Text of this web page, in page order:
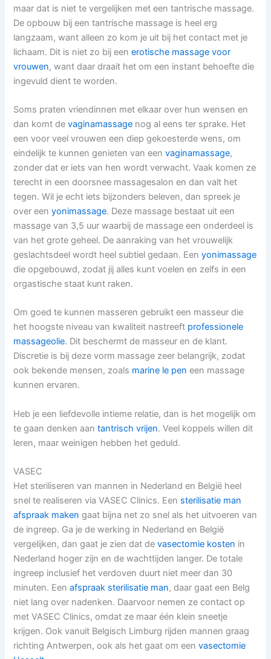
maar dat is niet te vergelijken met een tantrische massage.
De opbouw bij een tantrische massage is heel erg
langzaam, want alleen zo kom je uit bij het contact met je
lichaam. Dit is niet zo bij eenerotische massage voor
vrouwen, want daar draait het om een instant behoefte die
ingevuld dient te worden.
Soms praten vriendinnen met elkaar over hun wensen en
dan komt devaginamassage nog al eens ter sprake. Het
een voor veel vrouwen een diep gekoesterde wens, om
eindelijk te kunnen genieten van eenvaginamassage,
zonder dat er iets van hen wordt verwacht. Vaak komen ze
terecht in een doorsnee massagesalon en dan valt het
tegen. Wil je echt iets bijzonders beleven, dan spreek je
over eenyonimassage. Deze massage bestaat uit een
massage van 3,5 uur waarbij de massage een onderdeel is
van het grote geheel. De aanraking van het vrouwelijk
geslachtsdeel wordt heel subtiel gedaan. Eenyonimassage
die opgebouwd, zodat jij alles kunt voelen en zelfs in een
orgastische staat kunt raken.
Om goed te kunnen masseren gebruikt een masseur die
het hoogste niveau van kwaliteit nastreeft professionele
massageolie. Dit beschermt de masseur en de klant.
Discretie is bij deze vorm massage zeer belangrijk, zodat
ook bekende mensen, zoals marine le pen een massage
kunnen ervaren.
Heb je een liefdevolle intieme relatie, dan is het mogelijk om
te gaan denken aan tantrisch vrijen. Veel koppels willen dit
leren, maar weinigen hebben het geduld.
VASEC
Het steriliseren van mannen in Nederland en België heel
snel te realiseren via VASEC Clinics. Een sterilisatie man
afspraak maken gaat bijna net zo snel als het uitvoeren van
de ingreep. Ga je de werking in Nederland en België
vergelijken, dan gaat je zien dat devasectomie kosten in
Nederland hoger zijn en de wachttijden langer. De totale
ingreep inclusief het verdoven duurt niet meer dan 30
minuten. Eenafspraak sterilisatie man, daar gaat een Belg
niet lang over nadenken. Daarvoor nemen ze contact op
met VASEC Clinics, omdat ze maar één klein sneetje
krijgen. Ook vanuit Belgisch Limburg rijden mannen graag
richting Antwerpen, ook als het gaat om eenvasectomie